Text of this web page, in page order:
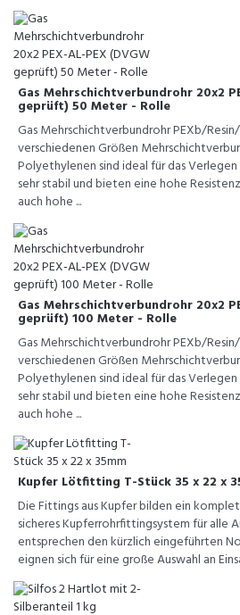
Gas Mehrschichtverbundrohr 20x2
geprüft) 50 Meter - Rolle
Gas Mehrschichtverbundrohr PEXb/
verschiedenen Größen
Polyethylenen sind ideal für das
sehr stabil und bieten eine hohe
auch hohe ...
Gas Mehrschichtverbundrohr 20x2
geprüft) 100 Meter - Rolle
Gas Mehrschichtverbundrohr PEXb/
verschiedenen Größen
Polyethylenen sind ideal für das
sehr stabil und bieten eine hohe
auch hohe ...
Kupfer Lötfitting T-Stück 35 x 22 x
Die Fittings aus Kupfer bilden ein
sicheres Kupferrohrfittingsystem für alle
entsprechen den kürzlich eingeführten
eignen sich für eine große Auswahl an